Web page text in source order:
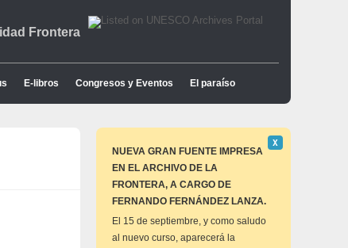
Frontera
E-libros Congresos y Eventos El paraíso
NUEVA GRAN FUENTE IMPRESA
EN EL ARCHIVO DE LA
FRONTERA, A CARGO DE
FERNANDO FERNÁNDEZ LANZA.
Descartar
este
Χ
El 15 de septiembre, y como saludo
al nuevo curso, aparecerá la